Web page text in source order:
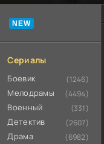
Сериалы
Боевик (1246)
Мелодрамы (4494)
Военный (331)
Детектив (2607)
Драма (6982)